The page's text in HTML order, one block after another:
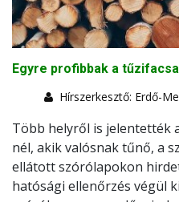
Egyre profibbak a
Hírszerkesztő: Erdő-
Több helyről is jelentették
nél, akik valósnak tűnő, a
ellátott szórólapokon
hatósági ellenőrzés végül